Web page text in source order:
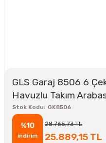
GLS Garaj 8506 6
Havuzlu Takım
Stok Kodu GK8506
%10
indirim
28.765,73 TL
25.889,15 TL